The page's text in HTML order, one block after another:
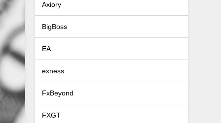
Axiory
BigBoss
EA
exness
FxBeyond
FXGT